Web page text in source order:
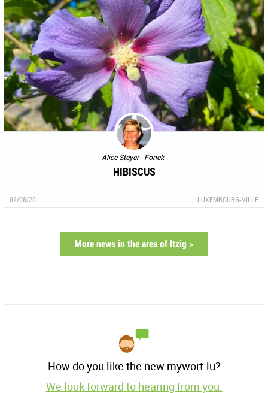
Alice Steyer - Fonck
HIBISCUS
02/08/26 LUXEMBOURG-VILLE
More news in the area of Itzig >
How do you like the new mywort.lu?
We look forward to hearing from you.